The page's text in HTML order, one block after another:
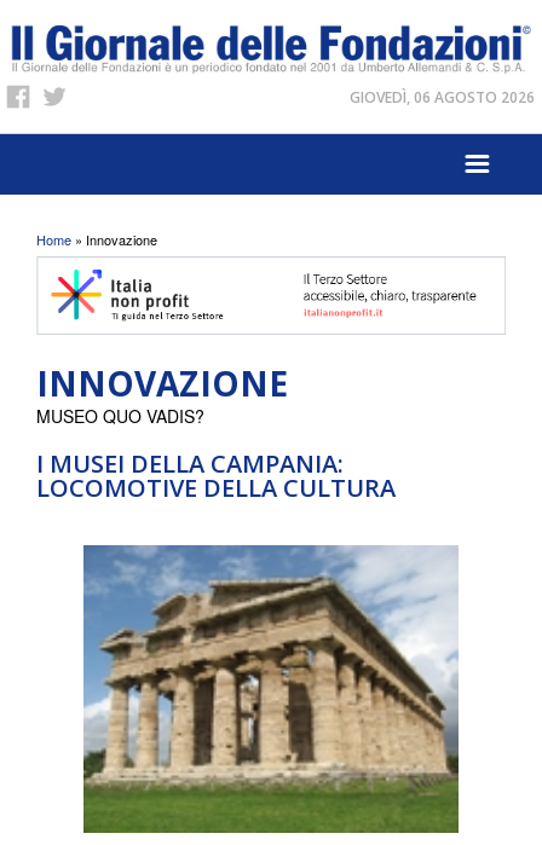
GIOVEDÌ, 06 AGOSTO 2026
Tu sei qui
Home » Innovazione
INNOVAZIONE
I MUSEI DELLA CAMPANIA:
LOCOMOTIVE DELLA CULTURA
MUSEO QUO VADIS?